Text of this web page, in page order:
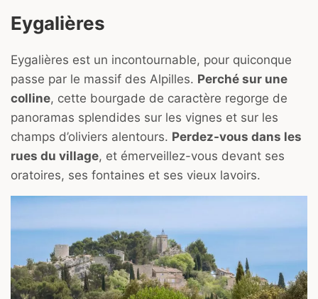
Eygalières
Eygalières est un incontournable, pour quiconque
passe par le massif des Alpilles. Perché sur une
colline, cette bourgade de caractère regorge de
panoramas splendides sur les vignes et sur les
champs d’oliviers alentours. Perdez-vous dans les
rues du village, et émerveillez-vous devant ses
oratoires, ses fontaines et ses vieux lavoirs.